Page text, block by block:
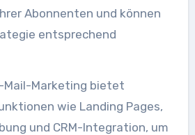
Abonnenten und können
entsprechend
Mail-Marketing bietet
wie Landing Pages,
und CRM-Integration, um